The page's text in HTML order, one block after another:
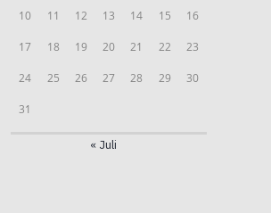
10 11 12 13 14 15 16
17 18 19 20 21 22 23
24 25 26 27 28 29 30
31
« Juli